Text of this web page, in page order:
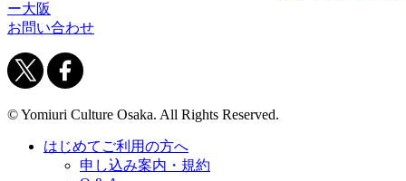
ー大阪
お問い合わせ
© Yomiuri Culture Osaka. All Rights Reserved.
はじめてご利用の方へ
申し込み案内・規約